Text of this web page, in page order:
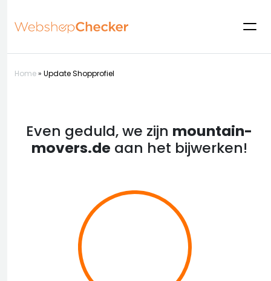
Home» Update Shopprofiel
Even geduld, we zijn mountain-
movers.de aan het bijwerken!